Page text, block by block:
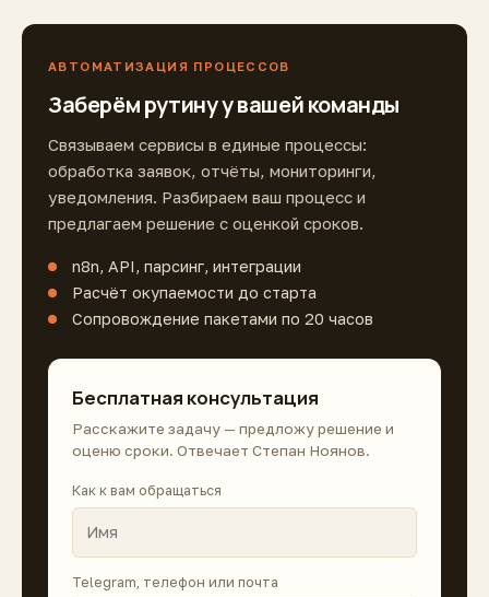
АВТОМАТИЗАЦИЯ ПРОЦЕССОВ
Заберём рутину у вашей команды
Связываем сервисы в единые процессы:
обработка заявок, отчёты, мониторинги,
уведомления. Разбираем ваш процесс и
предлагаем решение с оценкой сроков.
n8n, API, парсинг, интеграции
Расчёт окупаемости до старта
Сопровождение пакетами по 20 часов
Бесплатная консультация
Расскажите задачу — предложу решение и
оценю сроки. Отвечает Степан Ноянов.
Как к вам обращаться
Telegram, телефон или почта